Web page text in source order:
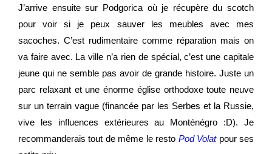
J’arrive ensuite sur Podgorica où je récupère du scotch
pour voir si je peux sauver les meubles avec mes
sacoches. C’est rudimentaire comme réparation mais on
va faire avec. La ville n’a rien de spécial, c’est une capitale
jeune qui ne semble pas avoir de grande histoire. Juste un
parc relaxant et une énorme église orthodoxe toute neuve
sur un terrain vague (financée par les Serbes et la Russie,
vive les influences extérieures au Monténégro :D). Je
recommanderais tout de même le resto Pod Volatpour ses